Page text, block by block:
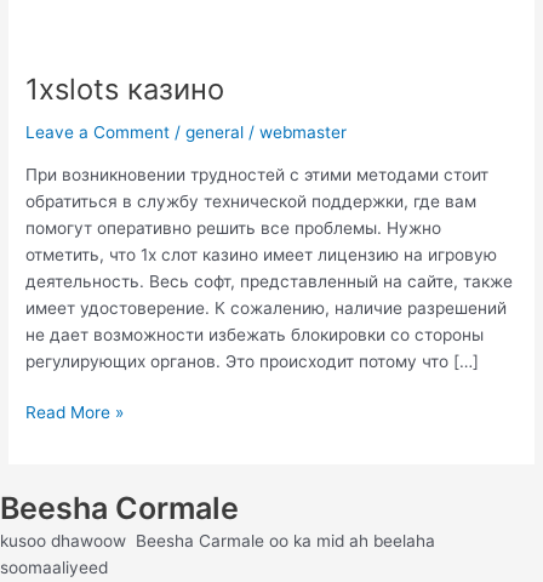
1xslots казино
Leave a Comment /general /webmaster
При возникновении трудностей с этими методами стоит
обратиться в службу технической поддержки, где вам
помогут оперативно решить все проблемы. Нужно
отметить, что 1х слот казино имеет лицензию на игровую
деятельность. Весь софт, представленный на сайте, также
имеет удостоверение. К сожалению, наличие разрешений
не дает возможности избежать блокировки со стороны
регулирующих органов. Это происходит потому что […]
1xslots
Read More »
Beesha Cormale
kusoo dhawoow Beesha Carmale oo ka mid ah beelaha
soomaaliyeed